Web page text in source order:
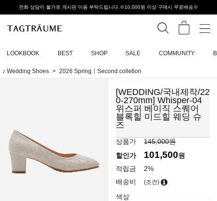
전화 상담이 불가로 게시판 이용 부탁드립니다.※10,000원 이상 구매시 무료배송※
LOOKBOOK BEST SHOP SALE COMMUNITY
♪ Wedding Shoes 2026 SpringㅣSecond colletion
[WEDDING/국내제작/22
0-270mm] Whisper-04
위스퍼 베이직 스퀘어
블록힐 미드힐 웨딩 슈
즈
상품가
145,000원
할인가
101,500원
적립금
2%
배송비
(조건)
색상